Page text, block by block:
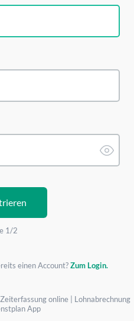
1/2
einen Account?Zum Login.
Zeiterfassung online
Lohnabrechnung
App